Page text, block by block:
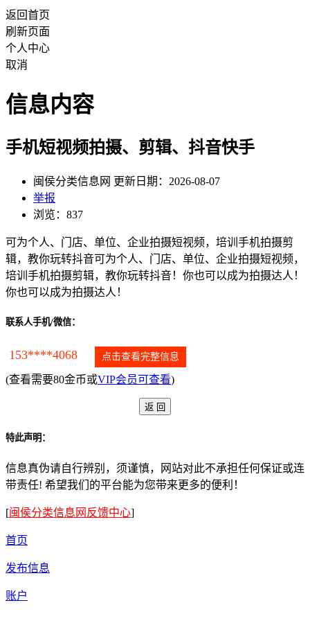
返回首页
刷新页面
个人中心
取消
信息内容
手机短视频拍摄、剪辑、抖音快手
闽侯分类信息网 更新日期：2026-08-07
举报
浏览：837
可为个人、门店、单位、企业拍摄短视频，培训手机拍摄剪
辑，教你玩转抖音可为个人、门店、单位、企业拍摄短视频，
培训手机拍摄剪辑，教你玩转抖音！你也可以成为拍摄达人！
你也可以成为拍摄达人！
联系人手机/微信：
153****4068 点击查看完整信息
(查看需要80金币或VIP会员可查看)
特此声明：
信息真伪请自行辨别，须谨慎，网站对此不承担任何保证或连
带责任! 希望我们的平台能为您带来更多的便利！
[闽侯分类信息网反馈中心]
首页
发布信息
账户